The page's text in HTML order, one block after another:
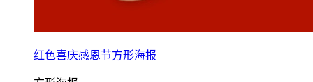
红色喜庆感恩节方形海报